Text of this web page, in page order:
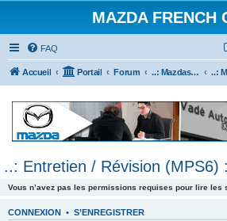
MAZDA FRENCH
FAQ
Accueil Portail Forum ..: Mazdaspeed & MPS :..
..: Entretien / Révision (MPS6)
Vous n’avez pas les permissions requises pour lire les
CONNEXION • S’ENREGISTRER